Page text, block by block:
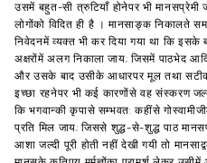
उसमें बहुत-सी त्रुटियाँ होनेपर भी
लोगोंको विदित ही है । मानसाङ्क निकालते
निवेदनमें व्यक्त भी कर दिया गया था कि
अक्षरोंमें अलग निकाला जाय; जिसमें पाठभेद
और उसके बाद उसीके आधारपर मूल तथा
इच्छा रहनेपर भी कई कारणोंसे वह संस्करण
कि भगवान्की कृपासे सम्भवत: कहींसे
प्रति मिल जाय; जिससे शुद्ध-से-शुद्ध पाठ
आशा जल्दी पूरी होती नहीं देखी गयी तो